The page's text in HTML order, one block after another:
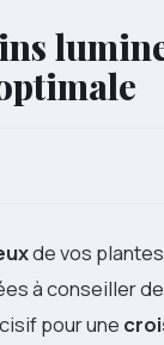
de vos
à conseiller
pour une